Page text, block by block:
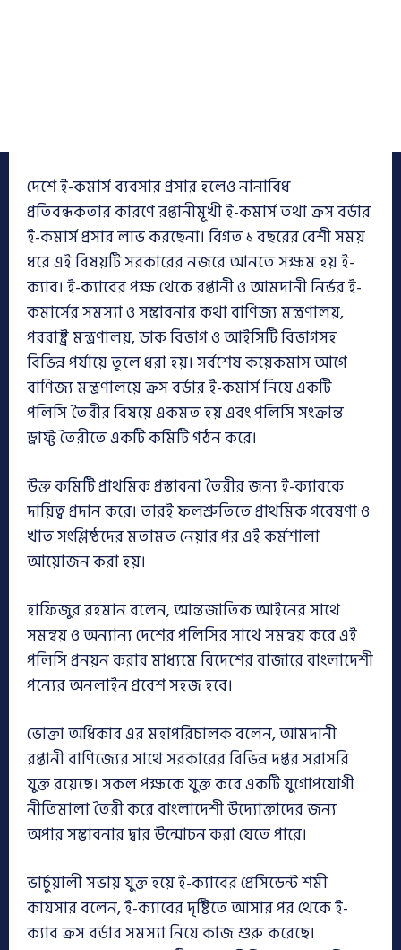
দেশে ই-কমার্স ব্যবসার প্রসার হলেও নানাবিধ
প্রতিবন্ধকতার কারণে রপ্তানীমূখী ই-কমার্স তথা ক্রস বর্ডার
ই-কমার্স প্রসার লাভ করছেনা। বিগত ১ বছরের বেশী সময়
ধরে এই বিষয়টি সরকারের নজরে আনতে সক্ষম হয় ই-
ক্যাব। ই-ক্যাবের পক্ষ থেকে রপ্তানী ও আমদানী নির্ভর ই-
কমার্সের সমস্যা ও সম্ভাবনার কথা বাণিজ্য মন্ত্রণালয়,
পররাষ্ট্র মন্ত্রণালয়, ডাক বিভাগ ও আইসিটি বিভাগসহ
বিভিন্ন পর্যায়ে তুলে ধরা হয়। সর্বশেষ কয়েকমাস আগে
বাণিজ্য মন্ত্রণালয়ে ক্রস বর্ডার ই-কমার্স নিয়ে একটি
পলিসি তৈরীর বিষয়ে একমত হয় এবং পলিসি সংক্রান্ত
ড্রাফ্ট তৈরীতে একটি কমিটি গঠন করে।
উক্ত কমিটি প্রাথমিক প্রস্তাবনা তৈরীর জন্য ই-ক্যাবকে
দায়িত্ব প্রদান করে। তারই ফলশ্রুতিতে প্রাথমিক গবেষণা ও
খাত সংশ্লিষ্ঠদের মতামত নেয়ার পর এই কর্মশালা
আয়োজন করা হয়।
হাফিজুর রহমান বলেন, আন্তজাতিক আইনের সাথে
সমন্বয় ও অন্যান্য দেশের পলিসির সাথে সমন্বয় করে এই
পলিসি প্রনয়ন করার মাধ্যমে বিদেশের বাজারে বাংলাদেশী
পন্যের অনলাইন প্রবেশ সহজ হবে।
ভোক্তা অধিকার এর মহাপরিচালক বলেন, আমদানী
রপ্তানী বাণিজ্যের সাথে সরকারের বিভিন্ন দপ্তর সরাসরি
যুক্ত রয়েছে। সকল পক্ষকে যুক্ত করে একটি যুগোপযোগী
নীতিমালা তৈরী করে বাংলাদেশী উদ্যোক্তাদের জন্য
অপার সম্ভাবনার দ্বার উন্মোচন করা যেতে পারে।
ভার্চুয়ালী সভায় যুক্ত হয়ে ই-ক্যাবের প্রেসিডেন্ট শমী
কায়সার বলেন, ই-ক্যাবের দৃষ্টিতে আসার পর থেকে ই-
ক্যাব ক্রস বর্ডার সমস্যা নিয়ে কাজ শুরু করেছে।